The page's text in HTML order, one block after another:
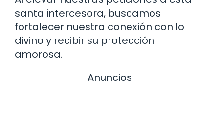
santa intercesora, buscamos
fortalecer nuestra conexión con lo
divino y recibir su protección
amorosa.
Anuncios